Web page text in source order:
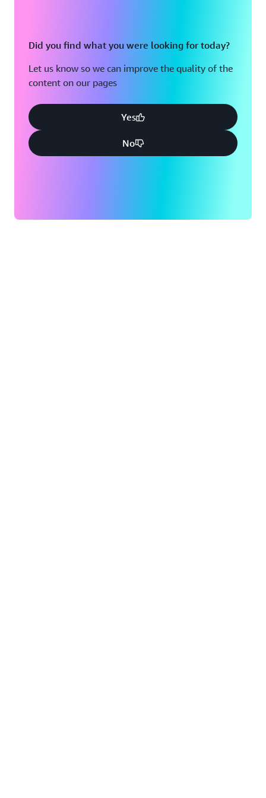
Did you find what you were looking for today?
Let us know so we can improve the quality of the
content on our pages
Yes
No